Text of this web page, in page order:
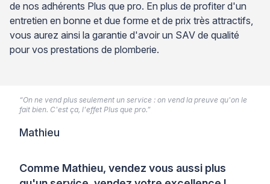
de nos adhérents Plus que pro. En plus de profiter d'un
entretien en bonne et due forme et de prix très attractifs,
vous aurez ainsi la garantie d'avoir un SAV de qualité
pour vos prestations de plomberie.
Comme Mathieu, vendez vous aussi plus
“On ne vend plus seulement un service : on vend la preuve qu'on le
fait bien. C'est ça, l'effet Plus que pro.”
Mathieu